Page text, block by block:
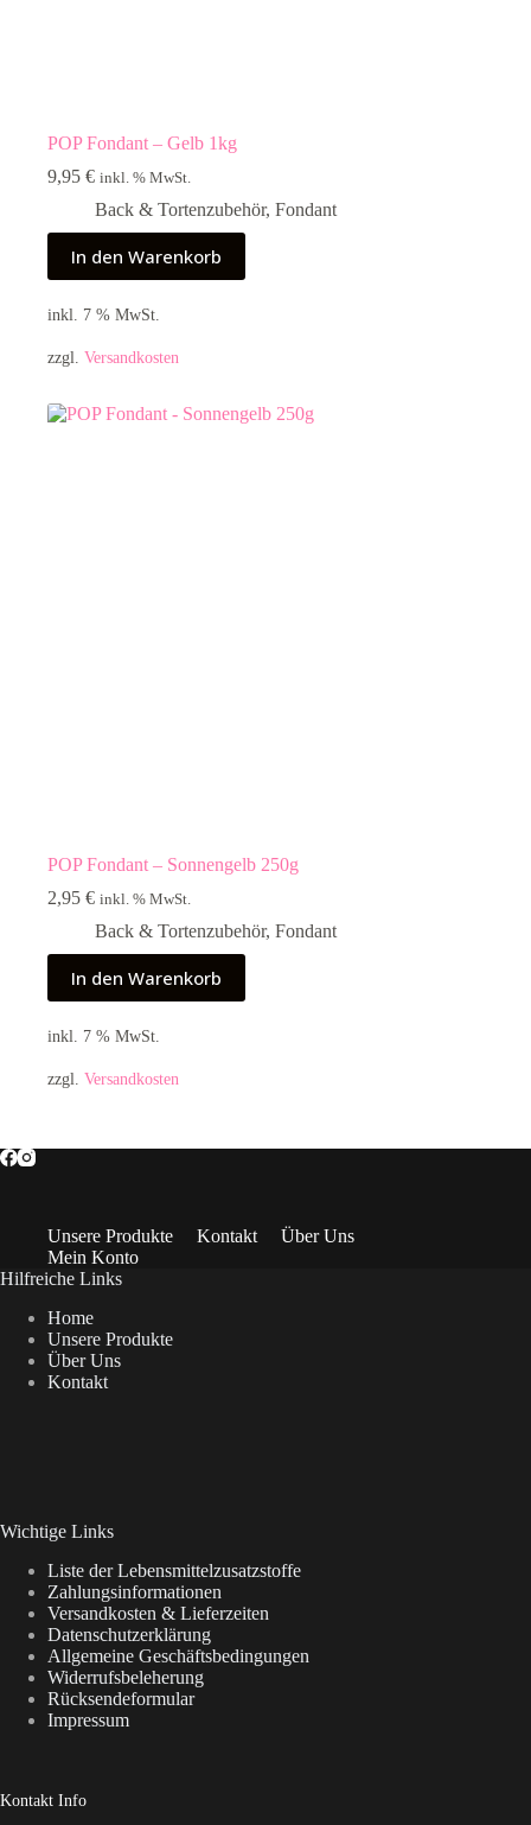
POP Fondant – Gelb 1kg
9,95 € inkl. % MwSt.
Back & Tortenzubehör, Fondant
In den Warenkorb
inkl. 7 % MwSt.
zzgl. Versandkosten
POP Fondant – Sonnengelb 250g
2,95 € inkl. % MwSt.
Back & Tortenzubehör, Fondant
In den Warenkorb
inkl. 7 % MwSt.
zzgl. Versandkosten
Unsere Produkte Kontakt
Über Uns
Mein Konto
Hilfreiche Links
Home
Unsere Produkte
Über Uns
Kontakt
Wichtige Links
Liste der Lebensmittelzusatzstoffe
Zahlungsinformationen
Versandkosten & Lieferzeiten
Datenschutzerklärung
Allgemeine Geschäftsbedingungen
Widerrufsbeleherung
Rücksendeformular
Impressum
Kontakt Info